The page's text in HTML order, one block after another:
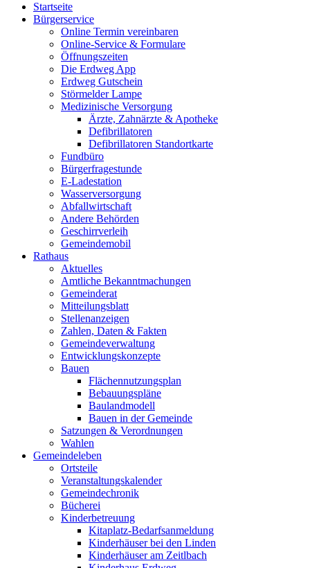
Startseite
Bürgerservice
Online Termin vereinbaren
Online-Service & Formulare
Öffnungszeiten
Die Erdweg App
Erdweg Gutschein
Störmelder Lampe
Medizinische Versorgung
Ärzte, Zahnärzte & Apotheke
Defibrillatoren
Defibrillatoren Standortkarte
Fundbüro
Bürgerfragestunde
E-Ladestation
Wasserversorgung
Abfallwirtschaft
Andere Behörden
Geschirrverleih
Gemeindemobil
Rathaus
Aktuelles
Amtliche Bekanntmachungen
Gemeinderat
Mitteilungsblatt
Stellenanzeigen
Zahlen, Daten & Fakten
Gemeindeverwaltung
Entwicklungskonzepte
Bauen
Flächennutzungsplan
Bebauungspläne
Baulandmodell
Bauen in der Gemeinde
Satzungen & Verordnungen
Wahlen
Gemeindeleben
Ortsteile
Veranstaltungskalender
Gemeindechronik
Bücherei
Kinderbetreuung
Kitaplatz-Bedarfsanmeldung
Kinderhäuser bei den Linden
Kinderhäuser am Zeitlbach